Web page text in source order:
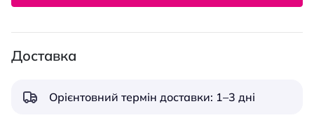
Доставка
Орієнтовний термін доставки: 1–3 дні